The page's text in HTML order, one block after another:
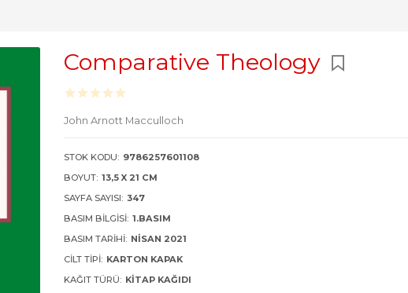
Comparative Theology
John Arnott Macculloch
STOK KODU: 9786257601108
BOYUT: 13,5 X 21 CM
SAYFA SAYISI: 347
BASIM BILGISI: 1.BASIM
BASIM TARIHI: NISAN 2021
CILT TIPI: KARTON KAPAK
KAĞIT TÜRÜ: KITAP KAĞIDI